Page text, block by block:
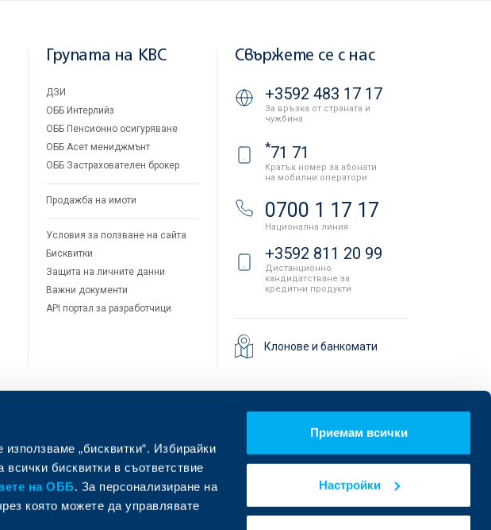
„бисквитки“. Избирайки
бисквитки в съответствие
на ОББ. За персонализиране на
която можете да управлявате
Приемам всички
Настройки
Групата на KBC
ДЗИ
ОББ Интерлийз
ОББ Пенсионно осигуряване
ОББ Асет мениджмънт
ОББ Застрахователен брокер
Продажба на имоти
Условия за ползване на сайта
Бисквитки
Защита на личните данни
Важни документи
API портал за разработчици
Свържете се с нас
+3592 483 17 17
За връзка от страната и
чужбина
*71 71
Кратък номер за абонати
на мобилни оператори
0700 1 17 17
Национална линия
+3592 811 20 99
Дистанционно
кандидатстване за
кредитни продукти
Клонове и банкомати
Намерете ни в социалните мрежи: